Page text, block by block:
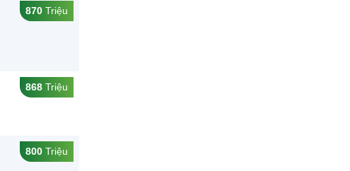
870 Triệu
868 Triệu
800 Triệu